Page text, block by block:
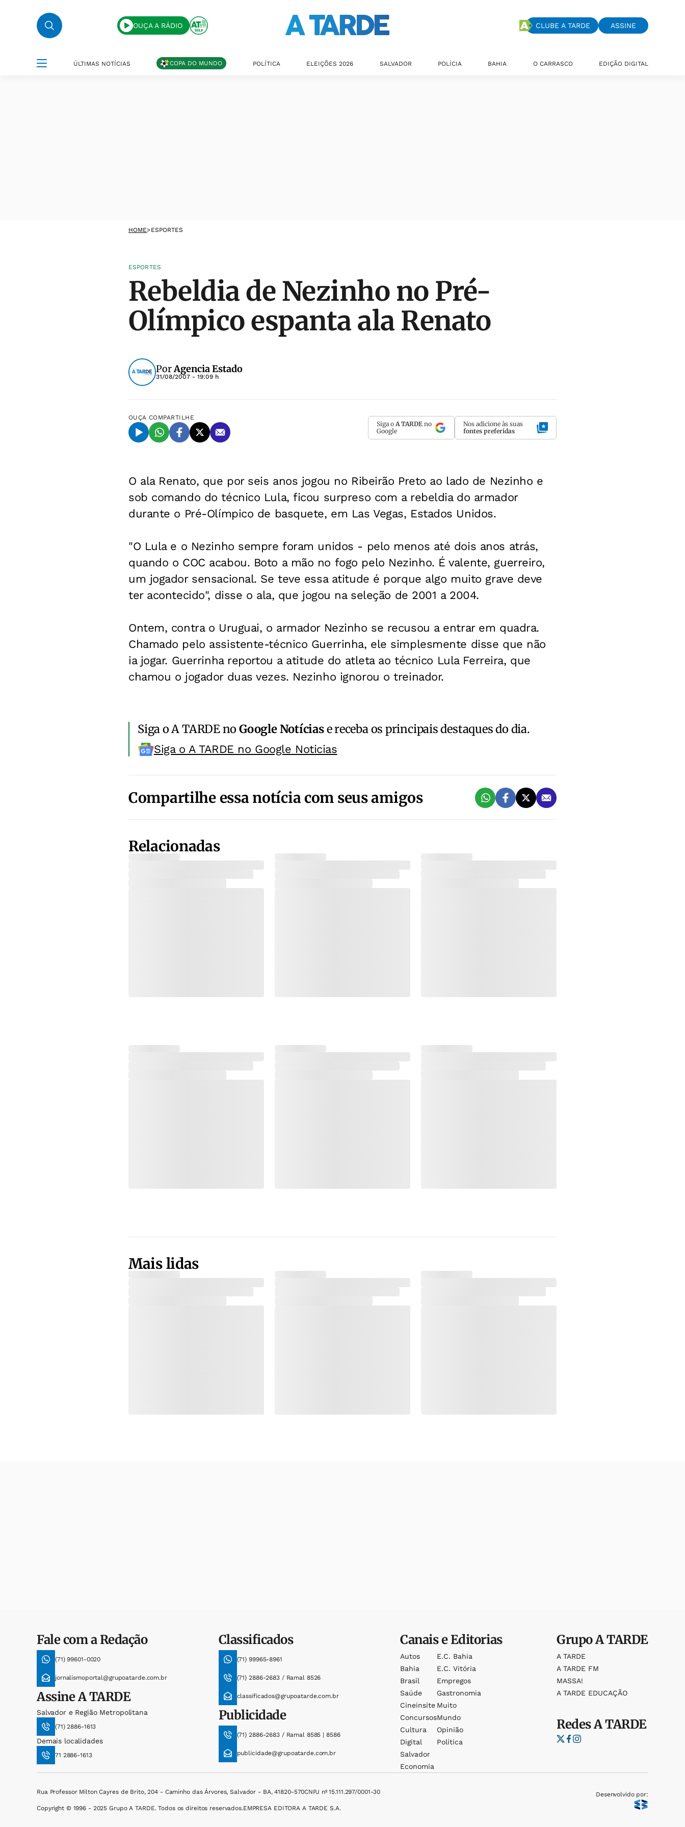
OUÇA A RÁDIO CLUBE A TARDE ASSINE
ÚLTIMAS NOTÍCIAS COPA DO MUNDO POLÍTICA ELEIÇÕES 2026 SALVADOR POLÍCIA BAHIA O CARRASCO EDIÇÃO DIGITAL
HOME>ESPORTES
ESPORTES
Rebeldia de Nezinho no Pré-
Olímpico espanta ala Renato
PorAgencia Estado
31/08/2007 - 19:09 h
OUÇA COMPARTILHE
Siga o A TARDE no
Google
Nos adicione às suas
fontes preferidas
O ala Renato, que por seis anos jogou no Ribeirão Preto ao lado de Nezinho e
sob comando do técnico Lula, ficou surpreso com a rebeldia do armador
durante o Pré-Olímpico de basquete, em Las Vegas, Estados Unidos.
"O Lula e o Nezinho sempre foram unidos - pelo menos até dois anos atrás,
quando o COC acabou. Boto a mão no fogo pelo Nezinho. É valente, guerreiro,
um jogador sensacional. Se teve essa atitude é porque algo muito grave deve
ter acontecido", disse o ala, que jogou na seleção de 2001 a 2004.
Ontem, contra o Uruguai, o armador Nezinho se recusou a entrar em quadra.
Chamado pelo assistente-técnico Guerrinha, ele simplesmente disse que não
ia jogar. Guerrinha reportou a atitude do atleta ao técnico Lula Ferreira, que
chamou o jogador duas vezes. Nezinho ignorou o treinador.
Siga o A TARDE noGoogle Notíciase receba os principais destaques do dia.
Siga o A TARDE no Google Noticias
Compartilhe essa notícia com seus amigos
Relacionadas
Mais lidas
Fale com a Redação
(71) 99601-0020
jornalismoportal@grupoatarde.com.br
AssineA TARDE
Salvador e Região Metropolitana
(71) 2886-1613
Demais localidades
71 2886-1613
Classificados
(71) 99965-8961
(71) 2886-2683 / Ramal 8526
classificados@grupoatarde.com.br
Publicidade
(71) 2886-2683 / Ramal 8585 | 8586
publicidade@grupoatarde.com.br
Canais e Editorias
Autos
Bahia
Brasil
Saúde
Cineinsite
Concursos
Cultura
Digital
Salvador
Economia
E.c. Bahia
E.c. Vitória
Empregos
Gastronomia
Muito
Mundo
Opinião
Política
GrupoA TARDE
A TARDE
A TARDE FM
MASSA!
A TARDE EDUCAÇÃO
RedesA TARDE
Rua Professor Milton Cayres de Brito, 204 - Caminho das Árvores, Salvador - BA, 41820-570CNPJ nº 15.111.297/0001-30
Copyright © 1996 - 2025 Grupo A TARDE. Todos os direitos reservados.EMPRESA EDITORA A TARDE S.A.
Desenvolvido por: